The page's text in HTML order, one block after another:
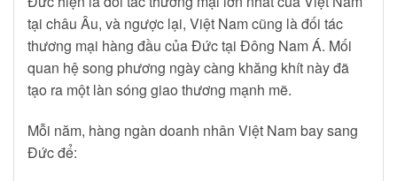
tại châu Âu, và ngược lại, Việt Nam cũng là đối tác
thương mại hàng đầu của Đức tại Đông Nam Á. Mối
quan hệ song phương ngày càng khăng khít này đã
tạo ra một làn sóng giao thương mạnh mẽ.
Mỗi năm, hàng ngàn doanh nhân Việt Nam bay sang
Đức để: